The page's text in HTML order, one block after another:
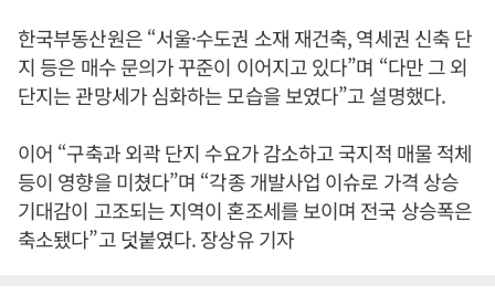
한국부동산원은 “서울·수도권 소재 재건축, 역세권 신축 단
지 등은 매수 문의가 꾸준이 이어지고 있다”며 “다만 그 외
단지는 관망세가 심화하는 모습을 보였다”고 설명했다.
이어 “구축과 외곽 단지 수요가 감소하고 국지적 매물 적체
등이 영향을 미쳤다”며 “각종 개발사업 이슈로 가격 상승
기대감이 고조되는 지역이 혼조세를 보이며 전국 상승폭은
축소됐다”고 덧붙였다. 장상유 기자